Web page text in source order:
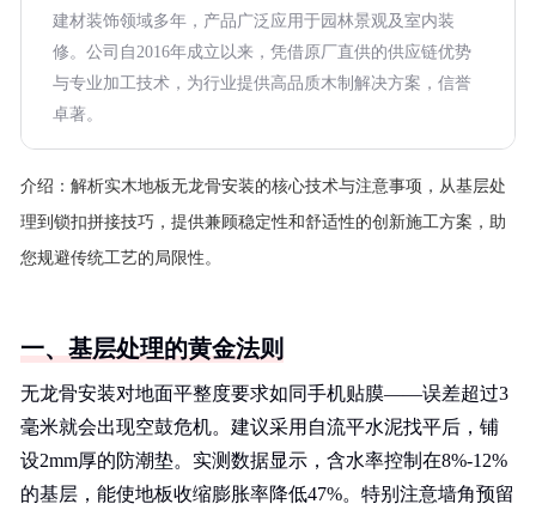
建材装饰领域多年，产品广泛应用于园林景观及室内装
修。公司自2016年成立以来，凭借原厂直供的供应链优势
与专业加工技术，为行业提供高品质木制解决方案，信誉
卓著。
介绍： 解析实木地板无龙骨安装的核心技术与注意事项，从基层处
理到锁扣拼接技巧，提供兼顾稳定性和舒适性的创新施工方案，助
您规避传统工艺的局限性。
一、基层处理的黄金法则
无龙骨安装对地面平整度要求如同手机贴膜——误差超过3
毫米就会出现空鼓危机。建议采用自流平水泥找平后，铺
设2mm厚的防潮垫。实测数据显示，含水率控制在8%-12%
的基层，能使地板收缩膨胀率降低47%。特别注意墙角预留